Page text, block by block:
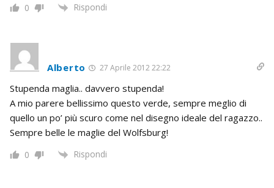
0 Rispondi
Alberto 27 Aprile 2012 22:22
Stupenda maglia.. davvero stupenda!
A mio parere bellissimo questo verde, sempre meglio di
quello un po’ più scuro come nel disegno ideale del ragazzo..
Sempre belle le maglie del Wolfsburg!
0 Rispondi